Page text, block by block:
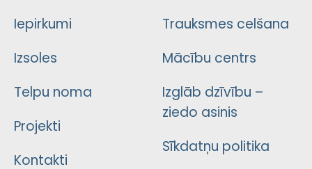
Iepirkumi
Izsoles
Telpu noma
Projekti
Kontakti
Trauksmes celšana
Mācību centrs
Izglāb dzīvību –
ziedo asinis
Sīkdatņu politika